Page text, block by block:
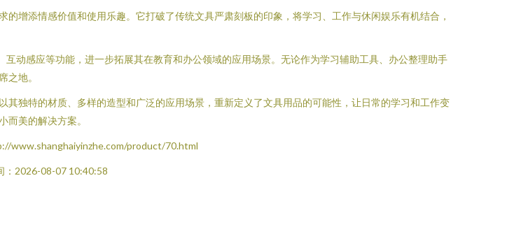
增添情感价值和使用乐趣。它打破了传统文具严肃刻板的印象，将学习、工作与休闲娱乐有机结合，
动感应等功能，进一步拓展其在教育和办公领域的应用场景。无论作为学习辅助工具、办公整理助手
之地。
独特的材质、多样的造型和广泛的应用场景，重新定义了文具用品的可能性，让日常的学习和工作变
美的解决方案。
www.shanghaiyinzhe.com/product/70.html
：2026-08-07 10:40:58